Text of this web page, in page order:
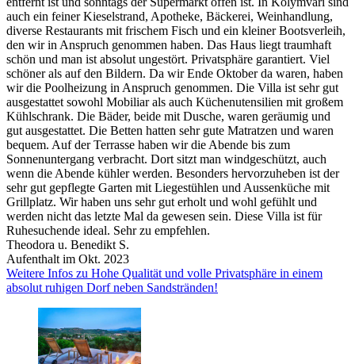
auch ein feiner Kieselstrand, Apotheke, Bäckerei, Weinhandlung,
diverse Restaurants mit frischem Fisch und ein kleiner Bootsverleih,
den wir in Anspruch genommen haben. Das Haus liegt traumhaft
schön und man ist absolut ungestört. Privatsphäre garantiert. Viel
schöner als auf den Bildern. Da wir Ende Oktober da waren, haben
wir die Poolheizung in Anspruch genommen. Die Villa ist sehr gut
ausgestattet sowohl Mobiliar als auch Küchenutensilien mit großem
Kühlschrank. Die Bäder, beide mit Dusche, waren geräumig und
gut ausgestattet. Die Betten hatten sehr gute Matratzen und waren
bequem. Auf der Terrasse haben wir die Abende bis zum
Sonnenuntergang verbracht. Dort sitzt man windgeschützt, auch
wenn die Abende kühler werden. Besonders hervorzuheben ist der
sehr gut gepflegte Garten mit Liegestühlen und Aussenküche mit
Grillplatz. Wir haben uns sehr gut erholt und wohl gefühlt und
werden nicht das letzte Mal da gewesen sein. Diese Villa ist für
Ruhesuchende ideal. Sehr zu empfehlen.
Theodora u. Benedikt S.
Aufenthalt im Okt. 2023
Weitere Infos zu Hohe Qualität und volle Privatsphäre in einem
absolut ruhigen Dorf neben Sandstränden!